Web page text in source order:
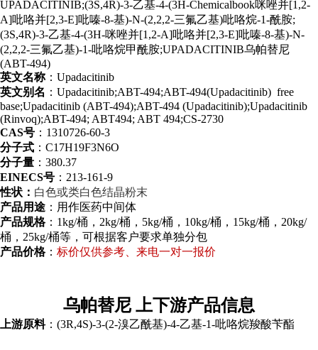
UPADACITINIB;(3S,4R)-3-乙基-4-(3H-Chemicalbook咪唑并[1,2-
A]吡咯并[2,3-E]吡嗪-8-基)-N-(2,2,2-三氟乙基)吡咯烷-1-酰胺;
(3S,4R)-3-乙基-4-(3H-咪唑并[1,2-A]吡咯并[2,3-E]吡嗪-8-基)-N-
(2,2,2-三氟乙基)-1-吡咯烷甲酰胺;UPADACITINIB乌帕替尼
(ABT-494)
英文名称：Upadacitinib
英文别名 ：Upadacitinib;ABT-494;ABT-494(Upadacitinib) free
base;Upadacitinib (ABT-494);ABT-494 (Upadacitinib);Upadacitinib
(Rinvoq);ABT-494; ABT494; ABT 494;CS-2730
CAS号 ：1310726-60-3
分子式 ：C17H19F3N6O
分子量 ：380.37
EINECS号 ：213-161-9
性状： 白色或类白色结晶粉末
产品用途 ：用作医药中间体
产品规格：1kg/桶，2kg/桶，5kg/桶，10kg/桶，15kg/桶，20kg/
桶，25kg/桶等，可根据客户要求单独分包
产品价格： 标价仅供参考、来电一对一报价
乌帕替尼 上下游产品信息
上游原料：(3R,4S)-3-(2-溴乙酰基)-4-乙基-1-吡咯烷羧酸苄酯